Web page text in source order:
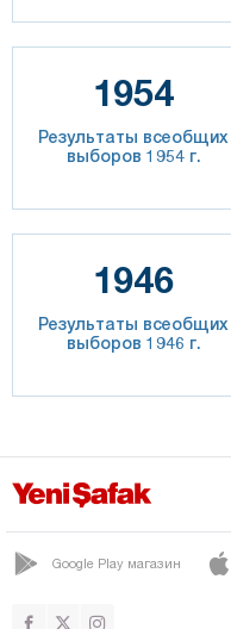
1954
Результаты всеобщих
выборов 1954 г.
1946
Результаты всеобщих
выборов 1946 г.
Google Play магазин